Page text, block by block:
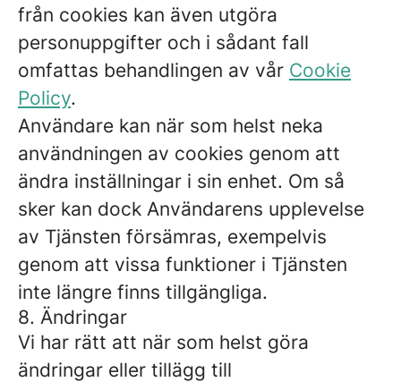
från cookies kan även utgöra
personuppgifter och i sådant fall
omfattas behandlingen av vår Cookie
Policy.
Användare kan när som helst neka
användningen av cookies genom att
ändra inställningar i sin enhet. Om så
sker kan dock Användarens upplevelse
av Tjänsten försämras, exempelvis
genom att vissa funktioner i Tjänsten
inte längre finns tillgängliga.
8. Ändringar
Vi har rätt att när som helst göra
ändringar eller tillägg till